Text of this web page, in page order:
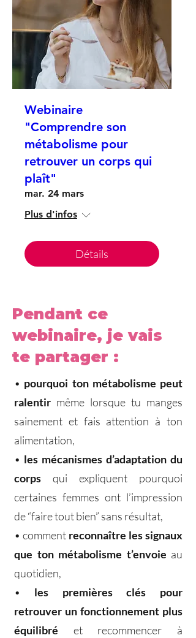
Webinaire
"Comprendre son
métabolisme pour
retrouver un corps qui
plaît"
mar. 24 mars
Plus d'infos
Détails
Pendant ce
webinaire, je vais
te partager :
• pourquoi ton métabolisme peut
ralentir même lorsque tu manges
sainement et fais attention à ton
alimentation,
• les mécanismes d’adaptation du
corps qui expliquent pourquoi
certaines femmes ont l’impression
de “faire tout bien” sans résultat,
• comment reconnaître les signaux
que ton métabolisme t’envoie au
quotidien,
• les premières clés pour
retrouver un fonctionnement plus
équilibré et recommencer à